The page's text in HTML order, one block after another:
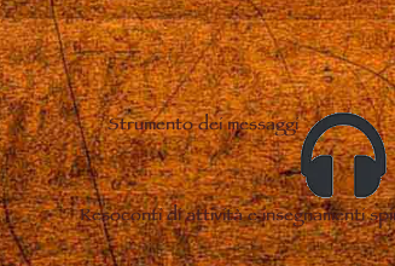
Strumento dei messaggi
Resoconti di attività e insegnamenti